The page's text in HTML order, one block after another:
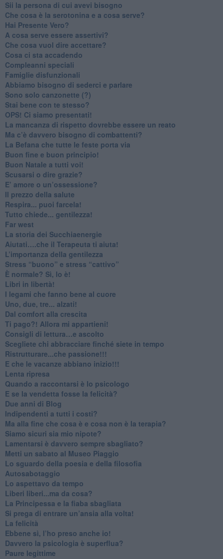
​Sii la persona di cui avevi bisogno
Che cosa è la serotonina e a cosa serve?
​Hai Presente Vero?
A cosa serve essere assertivi?
​Che cosa vuol dire accettare?
​Cosa ci sta accadendo
​Compleanni speciali
​Famiglie disfunzionali
​Abbiamo bisogno di sederci e parlare
Sono solo canzonette (?)
​Stai bene con te stesso?
​OPS! Ci siamo presentati!
​La mancanza di rispetto dovrebbe essere un reato
​Ma c’è davvero bisogno di combattenti?
​La Befana che tutte le feste porta via
Buon fine e buon principio!
​Buon Natale a tutti voi!
​Scusarsi o dire grazie?
​E’ amore o un’ossessione?
​Il prezzo della salute
​Respira... puoi farcela!
​Tutto chiede... gentilezza!
​Far west
​La storia dei Succhiaenergie
​Aiutati….che il Terapeuta ti aiuta!
​L’importanza della gentilezza
​Stress “buono” e stress “cattivo”
​È normale? Sì, lo è!
​Libri in libertà!
​I legami che fanno bene al cuore
Uno, due, tre... alzati!​
​Dal comfort alla crescita
​Ti pago?! Allora mi appartieni!​
​Consigli di lettura…e ascolto
​Scegliete chi abbracciare finché siete in tempo
​Ristrutturare...che passione!!!
​E che le vacanze abbiano inizio!!!
​Lenta ripresa
​Quando a raccontarsi è lo psicologo
​E se la vendetta fosse la felicità?
​Due anni di Blog
​Indipendenti a tutti i costi?
​Ma alla fine che cosa è e cosa non è la terapia?
​Siamo sicuri sia mio nipote?
​Lamentarsi è davvero sempre sbagliato?
​Metti un sabato al Museo Piaggio
​Lo sguardo della poesia e della filosofia
Autosabotaggio
​Lo aspettavo da tempo
​Liberi liberi...ma da cosa?
​La Principessa e la fiaba sbagliata
Si prega di entrare un’ansia alla volta!
​La felicità
​Ebbene sì, l’ho preso anche io!
​Davvero la psicologia è superflua?
Paure legittime